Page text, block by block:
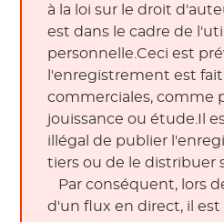
à la loi sur le droit
est dans le cadre de
personnelle.Ceci est
l'enregistrement est
commerciales, comme
jouissance ou étude.Il
illégal de publier
tiers ou de le distribuer
Par conséquent, lors
d'un flux en direct, il